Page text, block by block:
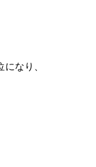
なり、